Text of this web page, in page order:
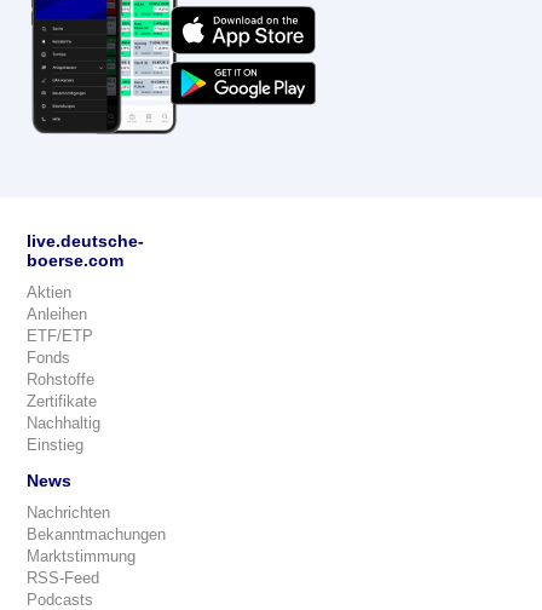
live.deutsche-
boerse.com
Aktien
Anleihen
ETF/ETP
Fonds
Rohstoffe
Zertifikate
Nachhaltig
Einstieg
News
Nachrichten
Bekanntmachungen
Marktstimmung
RSS-Feed
Podcasts